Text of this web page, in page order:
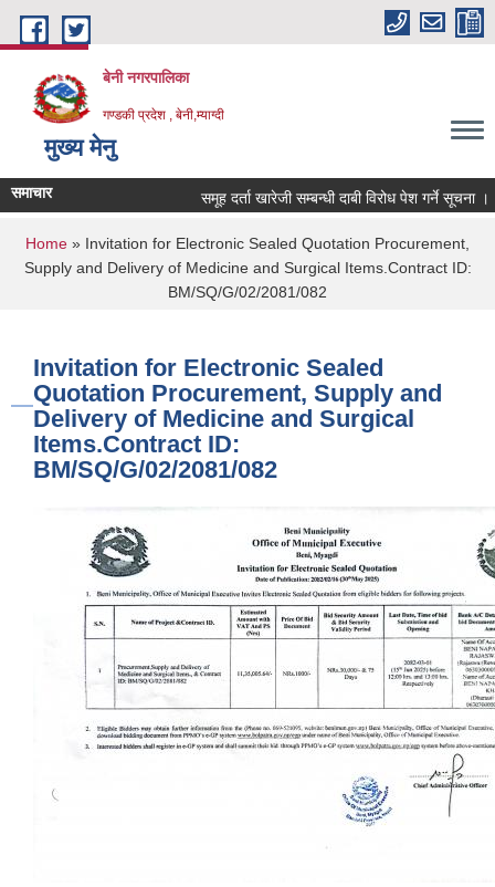
Skip to main content
बेनी नगरपालिका
गण्डकी प्रदेश , बेनी,म्याग्दी
मुख्य मेनु
समाचार समूह दर्ता खारेजी सम्बन्धी दाबी विरोध पेश गर्ने सूचना ।
You are here
Home » Invitation for Electronic Sealed Quotation Procurement,
Supply and Delivery of Medicine and Surgical Items.Contract ID:
BM/SQ/G/02/2081/082
Invitation for Electronic Sealed
Quotation Procurement, Supply and
Delivery of Medicine and Surgical
Items.Contract ID:
BM/SQ/G/02/2081/082